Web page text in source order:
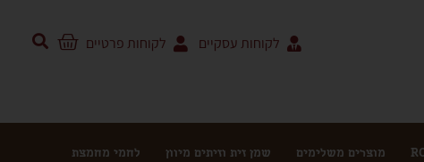
לקוחות עסקיים לקוחות פרטיים
מוצרים משלימים שמן זית וזיתים מיוון לחמי מחמצת